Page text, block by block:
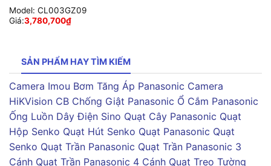
Model: CL003GZ09
Giá:3,780,700₫
SẢN PHẨM HAY TÌM KIẾM
Camera Imou Bơm Tăng Áp Panasonic Camera
HiKVision CB Chống Giật Panasonic Ổ Cắm Panasonic
Ống Luồn Dây Điện Sino Quạt Cây Panasonic Quạt
Hộp Senko Quạt Hút Senko Quạt Panasonic Quạt
Senko Quạt Trần Panasonic Quạt Trần Panasonic 3
Cánh Quạt Trần Panasonic 4 Cánh Quạt Treo Tường